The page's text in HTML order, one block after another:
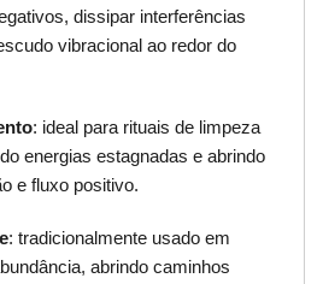
dissipar interferências
vibracional ao redor do
: ideal para rituais de limpeza
energias estagnadas e abrindo
e fluxo positivo.
: tradicionalmente usado em
abrindo caminhos